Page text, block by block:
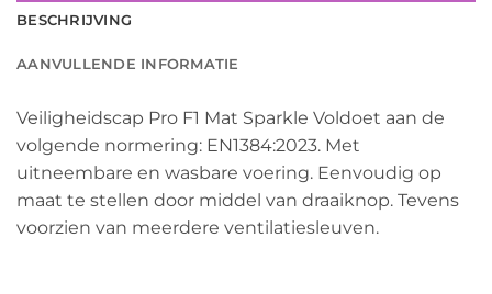
BESCHRIJVING
AANVULLENDE INFORMATIE
Veiligheidscap Pro F1 Mat Sparkle Voldoet aan de
volgende normering: EN1384:2023. Met
uitneembare en wasbare voering. Eenvoudig op
maat te stellen door middel van draaiknop. Tevens
voorzien van meerdere ventilatiesleuven.